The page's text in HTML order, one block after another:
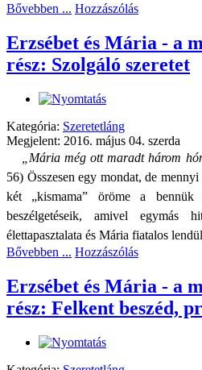
Bővebben ... Hozzászólás
Erzsébet és Mária - a
rész: Szolgáló szeretet
Kategória: Szeretetláng
Megjelent: 2016. május 04. szerda
Mária még ott maradt három
56) Összesen egy mondat, de
két „kismama” öröme a
beszélgetéseik, amivel egymás
élettapasztalata és Mária fiatalos
Bővebben ... Hozzászólás
Erzsébet és Mária - a
rész: Felkent beszéd,